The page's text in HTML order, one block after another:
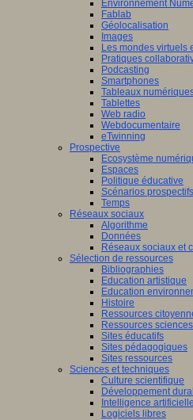
Environnement
Fablab
Géolocalisation
Images
Les mondes virtuels
Pratiques
Podcasting
Smartphones
Tableaux
Tablettes
Web radio
Webdocumentaire
eTwinning
Prospective
Ecosystème
Espaces
Politique éducative
Scénarios prospectifs
Temps
Réseaux sociaux
Algorithme
Données
Réseaux sociaux et
Sélection de ressources
Bibliographies
Education artistique
Education
Histoire
Ressources
Ressources sciences
Sites éducatifs
Sites pédagogiques
Sites ressources
Sciences et techniques
Culture scientifique
Développement
Intelligence artificielle
Logiciels libres